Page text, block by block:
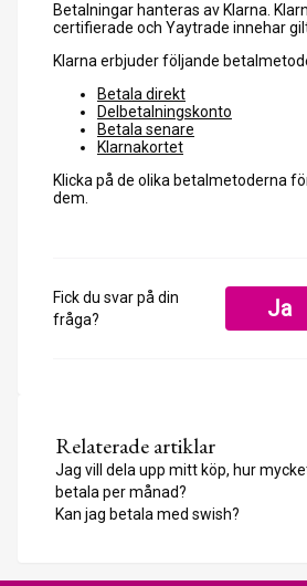
Betalningar hanteras av Klarna.
certifierade och Yaytrade innehar
Klarna erbjuder följande
Betala direkt
Delbetalningskonto
Betala senare
Klarnakortet
Klicka på de olika betalmetoderna
dem.
Fick du svar på din
fråga?
Ja
Relaterade artiklar
Jag vill dela upp mitt köp, hur
betala per månad?
Kan jag betala med swish?